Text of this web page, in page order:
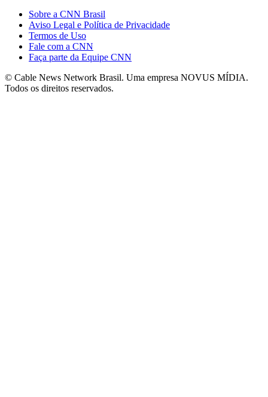
Sobre a CNN Brasil
Aviso Legal e Política de Privacidade
Termos de Uso
Fale com a CNN
Faça parte da Equipe CNN
© Cable News Network Brasil. Uma empresa NOVUS MÍDIA.
Todos os direitos reservados.